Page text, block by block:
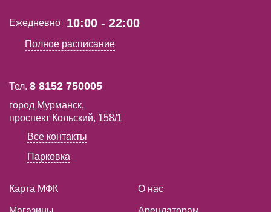
Ежедневно 10:00 - 22:00
Полное расписание
Тел. 8 8152 750005
город Мурманск,
проспект Кольский, 158/1
Все контакты
Парковка
Карта МФК О нас